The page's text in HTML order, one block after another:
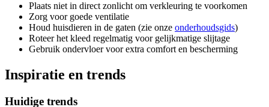
Plaats niet in direct zonlicht om verkleuring te voorkomen
Zorg voor goede ventilatie
Houd huisdieren in de gaten (zie onze onderhoudsgids)
Roteer het kleed regelmatig voor gelijkmatige slijtage
Gebruik ondervloer voor extra comfort en bescherming
Inspiratie en trends
Huidige trends